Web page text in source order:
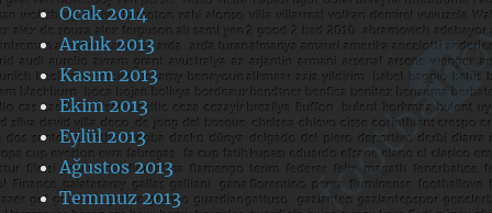
Ocak 2014
Aralık 2013
Kasım 2013
Ekim 2013
Eylül 2013
Ağustos 2013
Temmuz 2013